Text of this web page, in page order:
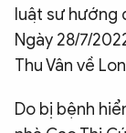
luật sư hướng
Ngày 28/7/
Thu Vân về
Do bị bệnh